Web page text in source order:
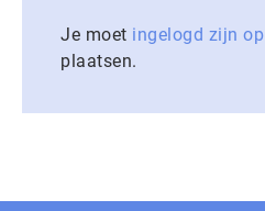
Je moet ingelogd zijn op
plaatsen.